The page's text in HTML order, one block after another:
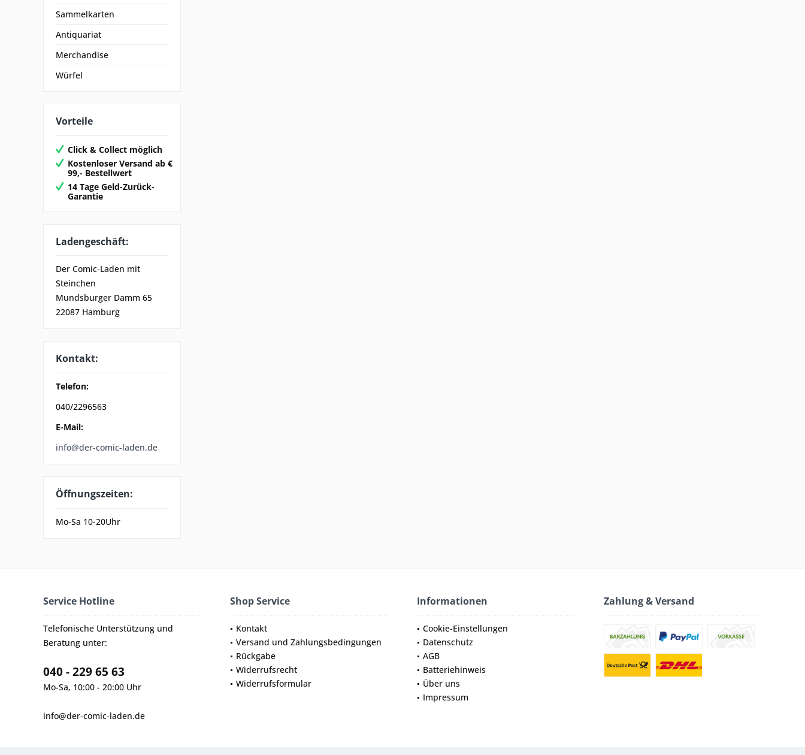
Sammelkarten
Antiquariat
Merchandise
Würfel
Vorteile
Click & Collect möglich
Kostenloser Versand ab €
99,- Bestellwert
14 Tage Geld-Zurück-
Garantie
Ladengeschäft:
Der Comic-Laden mit
Steinchen
Mundsburger Damm 65
22087 Hamburg
Kontakt:
Telefon:
040/2296563
E-Mail:
info@der-comic-laden.de
Öffnungszeiten:
Mo-Sa 10-20Uhr
Service Hotline
Telefonische Unterstützung und
Beratung unter:
040 - 229 65 63
Mo-Sa, 10:00 - 20:00 Uhr
info@der-comic-laden.de
Shop Service
Kontakt
Versand und Zahlungsbedingungen
Rückgabe
Widerrufsrecht
Widerrufsformular
Informationen
Cookie-Einstellungen
Datenschutz
AGB
Batteriehinweis
Über uns
Impressum
Zahlung & Versand